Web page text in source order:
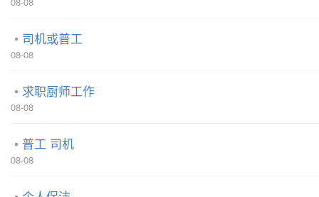
司机或普工
08-08
求职厨师工作
08-08
普工 司机
08-08